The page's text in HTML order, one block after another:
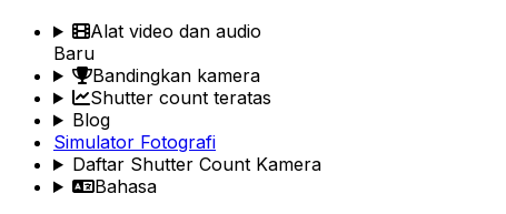
Alat video dan audio
Baru
Bandingkan kamera
Shutter count teratas
Blog
Simulator Fotografi
Daftar Shutter Count Kamera
Bahasa